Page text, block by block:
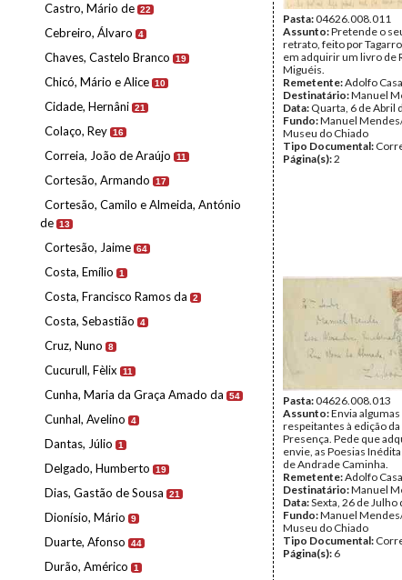
Castro, Mário de 22
Cebreiro, Álvaro 4
Chaves, Castelo Branco 19
Chicó, Mário e Alice 10
Cidade, Hernâni 21
Colaço, Rey 16
Correia, João de Araújo 11
Cortesão, Armando 17
Cortesão, Camilo e Almeida, António
de 13
Cortesão, Jaime 64
Costa, Emílio 1
Costa, Francisco Ramos da 2
Costa, Sebastião 4
Cruz, Nuno 8
Cucurull, Fèlix 11
Cunha, Maria da Graça Amado da 54
Cunhal, Avelino 4
Dantas, Júlio 1
Delgado, Humberto 19
Dias, Gastão de Sousa 21
Dionísio, Mário 9
Duarte, Afonso 44
Durão, Américo 1
Pasta:04626.008.011
Assunto:Pretende o
retrato, feito por
em adquirir um livro de
Miguéis.
Remetente:Adolfo
Destinatário:Manuel
Data: Quarta, 6 de Abril
Fundo:Manuel
Museu do Chiado
Tipo Documental:
Página(s):2
Pasta:04626.008.013
Assunto:Envia
respeitantes à edição
Presença. Pede que
envie, as Poesias
de Andrade Caminha.
Remetente:Adolfo
Destinatário:Manuel
Data:Sexta, 26 de Julho
Fundo:Manuel
Museu do Chiado
Tipo Documental:
Página(s): 6